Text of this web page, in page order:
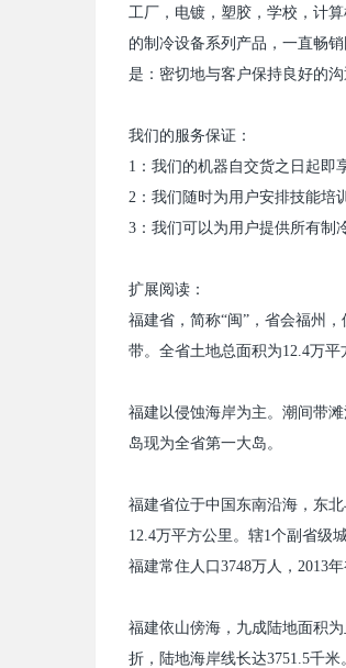
工厂，电镀，塑胶，学校，计
的制冷设备系列产品，一直畅
是：密切地与客户保持良好的
我们的服务保证：
1 ：我们的机器自交货之日起
2 ：我们随时为用户安排技能培
3 ：我们可以为用户提供所有制
扩展阅读：
福建省，简称“闽”，省会福州
带。全省土地总面积为12.4万平
福建以侵蚀海岸为主。潮间带
岛现为全省第一大岛。
福建省位于中国东南沿海，东
12.4万平方公里。辖1 个副省级
福建常住人口 3748万人， 2013
福建依山傍海，九成陆地面积
折，陆地海岸线长达3751.5千米